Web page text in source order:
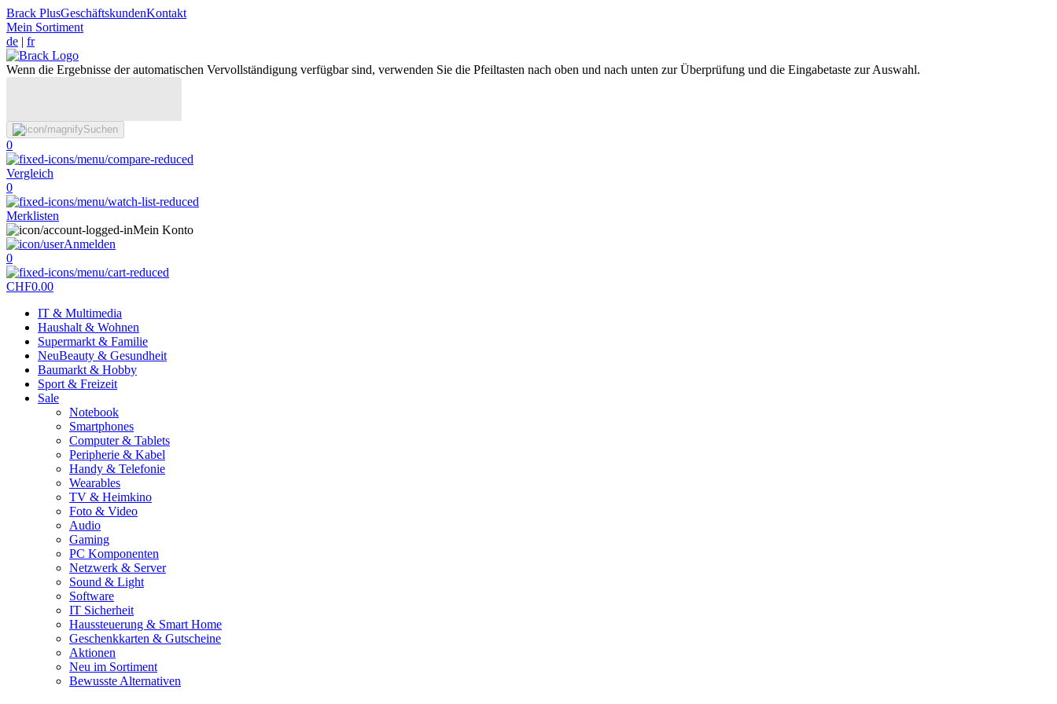
Brack PlusGeschäftskundenKontakt
Mein Sortiment
de | fr
Wenn die Ergebnisse der automatischen Vervollständigung verfügbar sind, verwenden Sie die Pfeiltasten nach oben und nach unten zur Überprüfung und die Eingabetaste zur Auswahl.
Suchen
0
Vergleich
0
Merklisten
Mein Konto
Anmelden
0
CHF0.00
IT & Multimedia
Haushalt & Wohnen
Supermarkt & Familie
NeuBeauty & Gesundheit
Baumarkt & Hobby
Sport & Freizeit
Sale
Notebook
Smartphones
Computer & Tablets
Peripherie & Kabel
Handy & Telefonie
Wearables
TV & Heimkino
Foto & Video
Audio
Gaming
PC Komponenten
Netzwerk & Server
Sound & Light
Software
IT Sicherheit
Haussteuerung & Smart Home
Geschenkkarten & Gutscheine
Aktionen
Neu im Sortiment
Bewusste Alternativen